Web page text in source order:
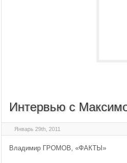
Интервью с
Январь 29th, 2011
Владимир ГРОМОВ, «ФАКТЫ»